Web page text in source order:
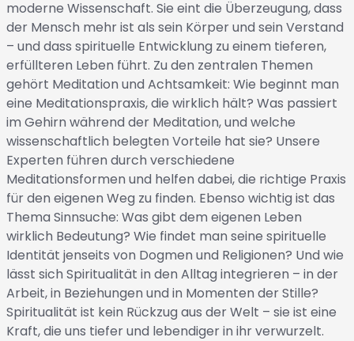
moderne Wissenschaft. Sie eint die Überzeugung, dass
der Mensch mehr ist als sein Körper und sein Verstand
– und dass spirituelle Entwicklung zu einem tieferen,
erfüllteren Leben führt. Zu den zentralen Themen
gehört Meditation und Achtsamkeit: Wie beginnt man
eine Meditationspraxis, die wirklich hält? Was passiert
im Gehirn während der Meditation, und welche
wissenschaftlich belegten Vorteile hat sie? Unsere
Experten führen durch verschiedene
Meditationsformen und helfen dabei, die richtige Praxis
für den eigenen Weg zu finden. Ebenso wichtig ist das
Thema Sinnsuche: Was gibt dem eigenen Leben
wirklich Bedeutung? Wie findet man seine spirituelle
Identität jenseits von Dogmen und Religionen? Und wie
lässt sich Spiritualität in den Alltag integrieren – in der
Arbeit, in Beziehungen und in Momenten der Stille?
Spiritualität ist kein Rückzug aus der Welt – sie ist eine
Kraft, die uns tiefer und lebendiger in ihr verwurzelt.